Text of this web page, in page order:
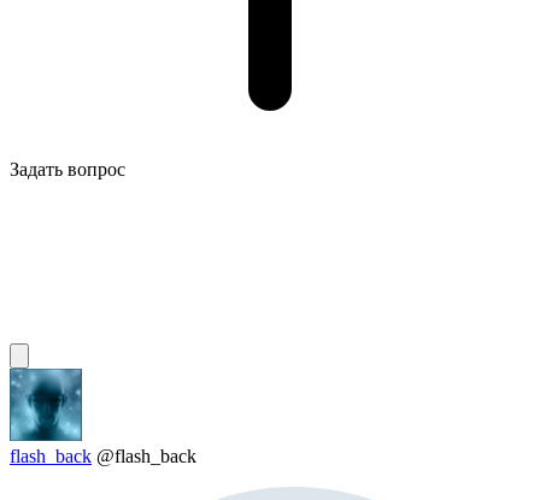
Задать вопрос
flash_back @flash_back